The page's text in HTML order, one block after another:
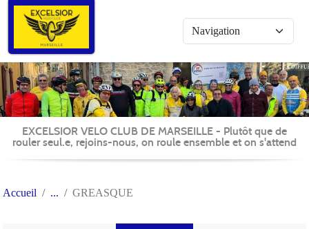
EXCELSIOR VELO CLUB DE MARSEILLE - Plutôt que de
rouler seul.e, rejoins-nous, on roule ensemble et on s'attend
Accueil GREASQUE
Panneau de gestion des cookies